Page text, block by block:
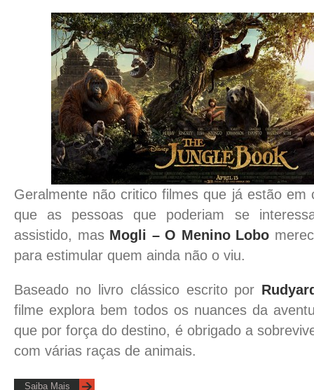
Geralmente não critico filmes que já estão em
que as pessoas que poderiam se
assistido, mas Mogli – O Menino Lobo
para estimular quem ainda não o viu.
Baseado no livro clássico escrito por
filme explora bem todos os nuances da
que por força do destino, é obrigado a
com várias raças de animais.
Saiba Mais